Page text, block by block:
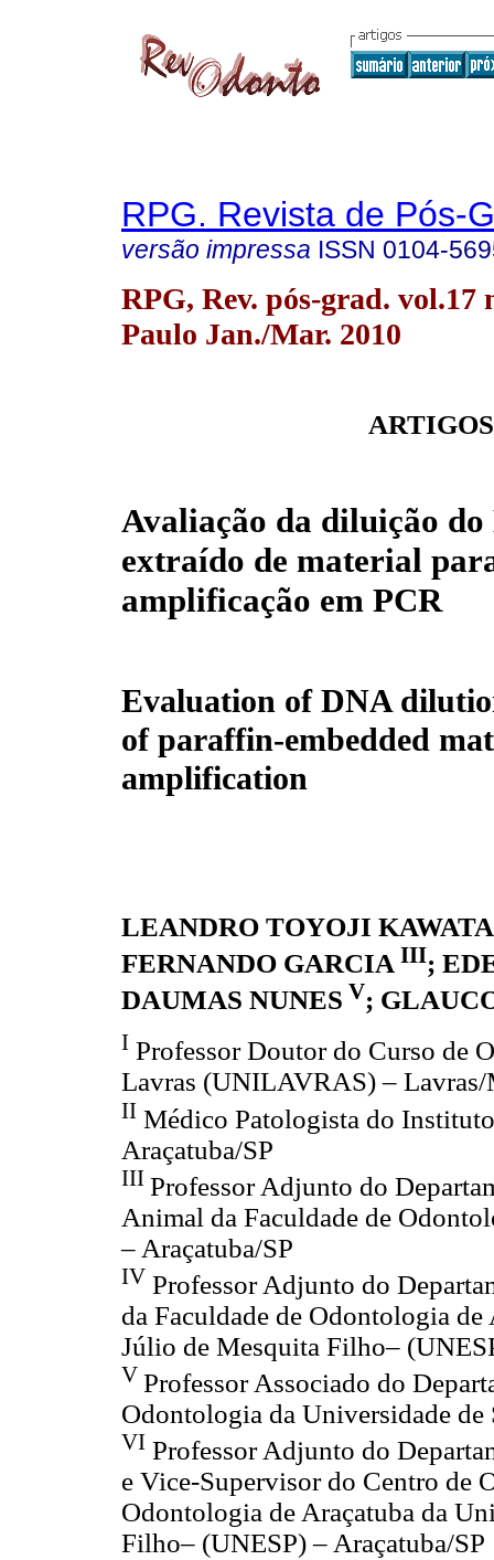
RPG. Revista de Pós-
versão impressa ISSN 0104-
RPG, Rev. pós-grad. vol.17
Paulo Jan./Mar. 2010
Avaliação da diluição do
extraído de material
amplificação em PCR
Evaluation of DNA
of paraffin-embedded
amplification
LEANDRO TOYOJI KAWATA
FERNANDO GARCIA III;
DAUMAS NUNES V;
I Professor Doutor do Curso de
Lavras (UNILAVRAS) –
II Médico Patologista do
Araçatuba/SP
III Professor Adjunto do
Animal da Faculdade de
– Araçatuba/SP
IV Professor Adjunto do
da Faculdade de Odontologia
Júlio de Mesquita Filho–
V Professor Associado do
Odontologia da Universidade de
VI Professor Adjunto do
e Vice-Supervisor do Centro de
Odontologia de Araçatuba da
Filho– (UNESP) – Araçatuba/SP